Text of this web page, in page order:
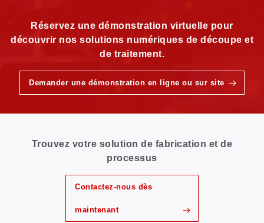
Réservez une démonstration virtuelle pour
découvrir nos solutions numériques de découpe et
de traitement.
Demander une démonstration en ligne ou sur site
Trouvez votre solution de fabrication et de
processus
Contactez-nous dès
maintenant